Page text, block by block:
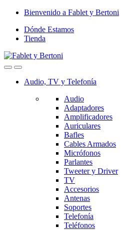
Skip
navigation
Skip
content
Bienvenido a Fablet y Bertoni
Dónde Estamos
Tienda
Audio, TV y Telefonía
Audio
Adaptadores
Amplificadores
Auriculares
Bafles
Cables Armados
Micrófonos
Parlantes
Tweeter y Driver
TV
Accesorios
Antenas
Soportes
Telefonía
Teléfonos